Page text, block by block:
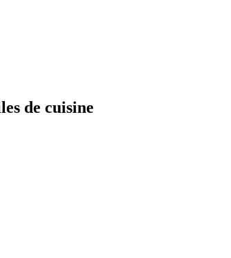
de cuisine